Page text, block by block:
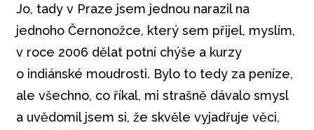
Jo, tady v Praze jsem jednou narazil na
jednoho Černonožce, který sem přijel, myslím,
v roce 2006 dělat potní chýše a kurzy
o indiánské moudrosti. Bylo to tedy za peníze,
ale všechno, co říkal, mi strašně dávalo smysl
a uvědomil jsem si, že skvěle vyjadřuje věci,